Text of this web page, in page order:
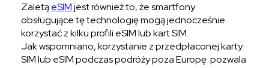
ZaletąeSIMjest również to, że smartfony
obsługujące tę technologię mogą jednocześnie
korzystać z kilku profili eSIM lub kart SIM.
Jak wspomniano, korzystanie z przedpłaconej karty
SIM lub eSIM podczas podróży poza Europę pozwala